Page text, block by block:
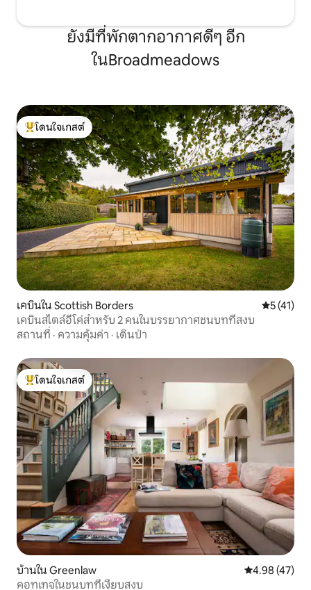
ยังมีที่พักตากอากาศดีๆ อีก
ในBroadmeadows
โดนใจเกสต์ที่สุด
โดนใจเกสต์
เคบินใน Scottish Borders คะแนนเฉ
5 (41)
เคบินสไตล์อีโค่สำหรับ 2 คนในบรรยากาศชนบทที่สงบ
สถานที่ · ความคุ้มค่า · เดินป่า
โดนใจเกสต์ที่สุด
โดนใจเกสต์
บ้านใน Greenlaw คะแนนเฉลี่ย
4.98 (47)
คอทเทจในชนบทที่เงียบสงบ